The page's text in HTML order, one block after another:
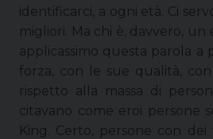
identificarci, a ogni età. Ci
migliori. Ma chi è, davvero,
applicassimo questa parola a
forza, con le sue qualità,
rispetto alla massa di
citavano come eroi persone
King. Certo, persone con